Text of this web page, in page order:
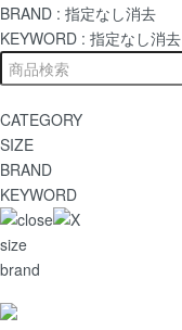
BRAND : 指定なし消去
KEYWORD : 指定なし消去
CATEGORY
SIZE
BRAND
KEYWORD
size
brand